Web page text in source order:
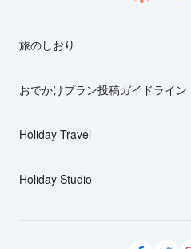
旅のしおり
おでかけプラン投稿ガイドライン
Holiday Travel
Holiday Studio